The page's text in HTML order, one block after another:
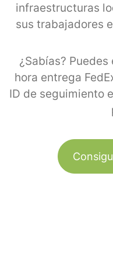
infraestructuras
sus trabajadores
¿Sabías?
hora entrega
ID de seguimiento